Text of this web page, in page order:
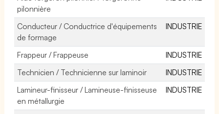
pilonnière
Conducteur / Conductrice d'équipements
de formage
INDUSTRIE
Frappeur / Frappeuse
INDUSTRIE
Technicien / Technicienne sur laminoir
INDUSTRIE
Lamineur-finisseur / Lamineuse-finisseuse
en métallurgie
INDUSTRIE